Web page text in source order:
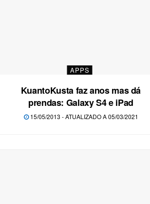
APPS
KuantoKusta faz anos mas dá
prendas: Galaxy S4 e iPad
15/05/2013 - ATUALIZADO A 05/03/2021